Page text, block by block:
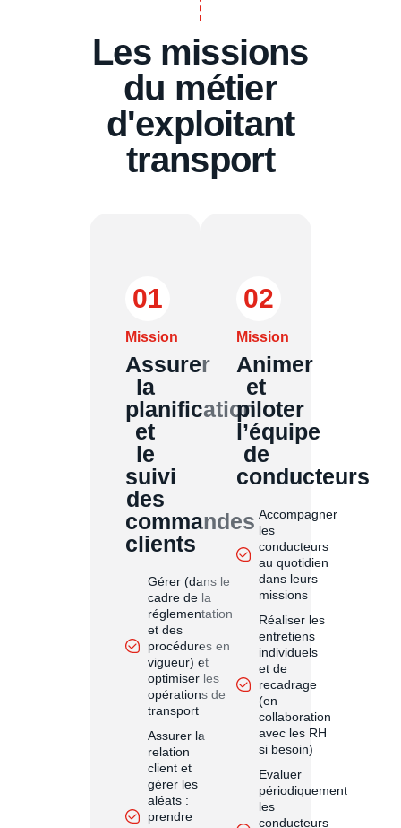
Les missions
du métier
d'exploitant
transport
01
Mission
Assurer
la
planification
et
le
suivi
des
commandes
clients
Gérer (dans le
cadre de la
réglementation
et des
procédures en
vigueur) et
optimiser les
opérations de
transport
Assurer la
relation
client et
gérer les
aléats :
prendre
02
Mission
Animer
et
piloter
l’équipe
de
conducteurs
Accompagner
les
conducteurs
au quotidien
dans leurs
missions
Réaliser les
entretiens
individuels
et de
recadrage
(en
collaboration
avec les RH
si besoin)
Evaluer
périodiquement
les
conducteurs